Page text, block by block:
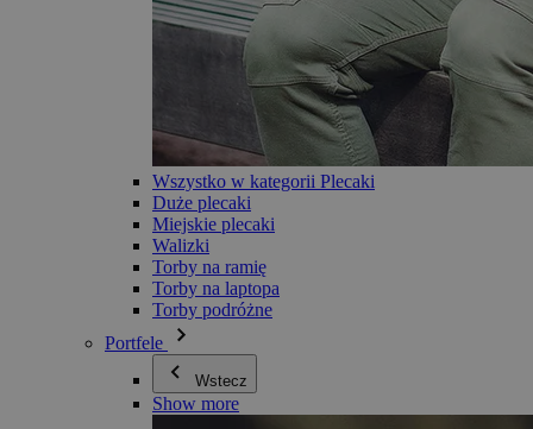
Wszystko w kategorii Plecaki
Duże plecaki
Miejskie plecaki
Walizki
Torby na ramię
Torby na laptopa
Torby podróżne
Portfele
Wstecz
Show more